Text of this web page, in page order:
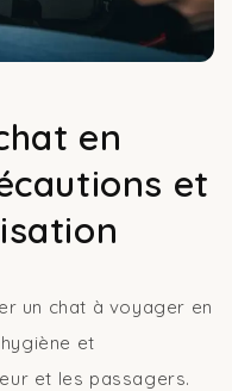
en
et
un chat à voyager en
et
et les passagers.